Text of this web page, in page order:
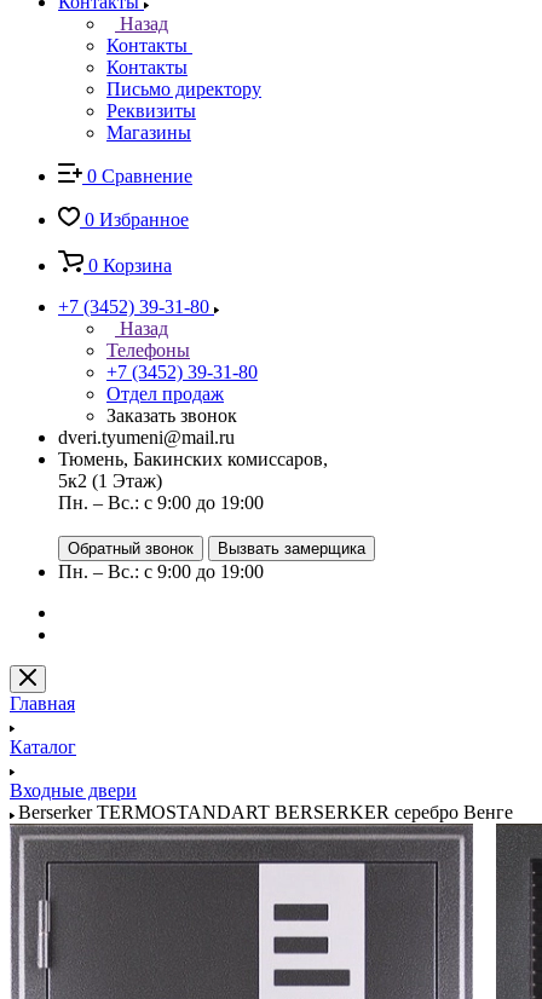
Назад
Контакты
Контакты
Письмо директору
Реквизиты
Магазины
0 Сравнение
0 Избранное
0 Корзина
+7 (3452) 39-31-80
Назад
Телефоны
+7 (3452) 39-31-80
Отдел продаж
Заказать звонок
dveri.tyumeni@mail.ru
Тюмень, Бакинских комиссаров,
5к2 (1 Этаж)
Пн. – Вс.: с 9:00 до 19:00
Обратный звонок Вызвать замерщика
Пн. – Вс.: с 9:00 до 19:00
Главная
Каталог
Входные двери
Berserker TERMOSTANDART BERSERKER серебро Венге